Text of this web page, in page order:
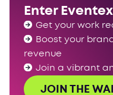
Enter
Get your work
Boost your
revenue
Join a vibrant
JOIN THE